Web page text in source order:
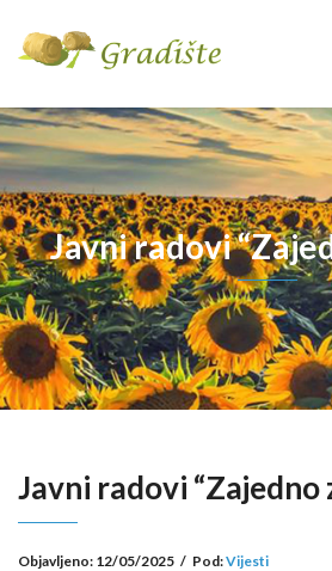
Javni radovi
Javni radovi “Zajedno
Objavljeno: 12/05/2025 / Pod:Vijesti